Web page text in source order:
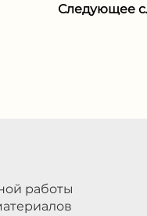
Следующее
работы